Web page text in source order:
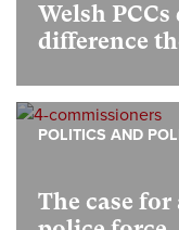
Welsh
difference
The case
POLITICS AND